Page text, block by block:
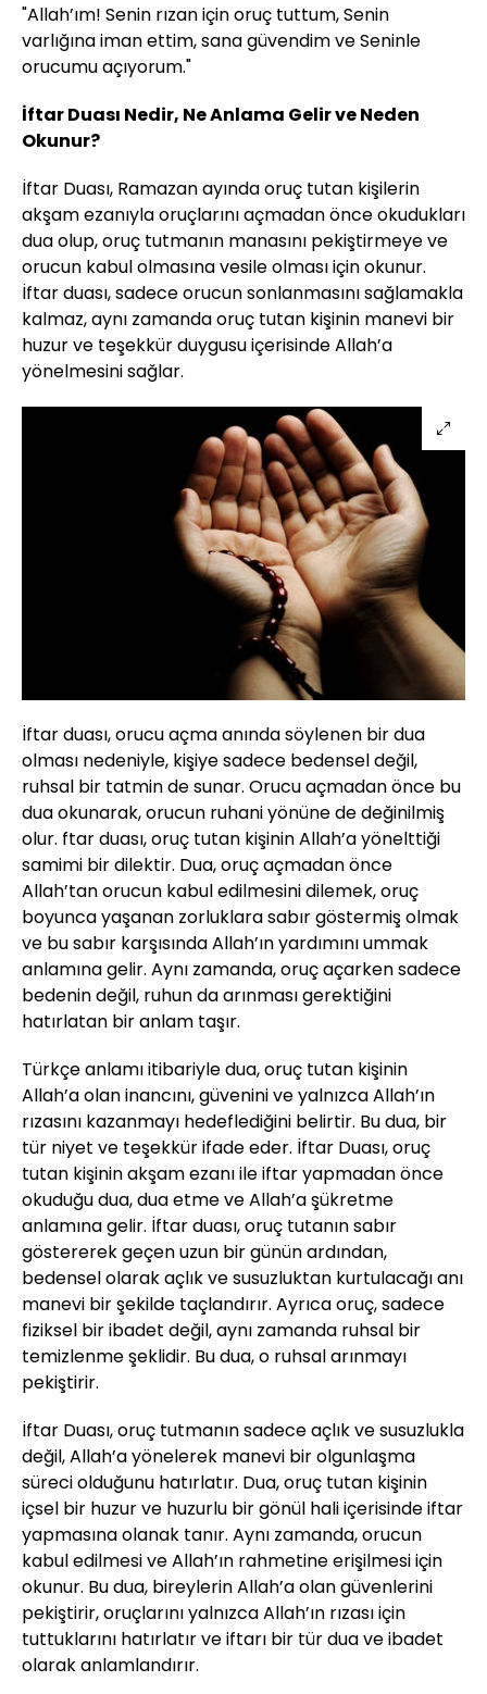
"Allah’ım! Senin rızan için oruç tuttum, Senin
varlığına iman ettim, sana güvendim ve Seninle
orucumu açıyorum."
İftar Duası Nedir, Ne Anlama Gelir ve Neden
Okunur?
İftar Duası, Ramazan ayında oruç tutan kişilerin
akşam ezanıyla oruçlarını açmadan önce okudukları
dua olup, oruç tutmanın manasını pekiştirmeye ve
orucun kabul olmasına vesile olması için okunur.
İftar duası, sadece orucun sonlanmasını sağlamakla
kalmaz, aynı zamanda oruç tutan kişinin manevi bir
huzur ve teşekkür duygusu içerisinde Allah’a
yönelmesini sağlar.
İftar duası, orucu açma anında söylenen bir dua
olması nedeniyle, kişiye sadece bedensel değil,
ruhsal bir tatmin de sunar. Orucu açmadan önce bu
dua okunarak, orucun ruhani yönüne de değinilmiş
olur. ftar duası, oruç tutan kişinin Allah’a yönelttiği
samimi bir dilektir. Dua, oruç açmadan önce
Allah’tan orucun kabul edilmesini dilemek, oruç
boyunca yaşanan zorluklara sabır göstermiş olmak
ve bu sabır karşısında Allah’ın yardımını ummak
anlamına gelir. Aynı zamanda, oruç açarken sadece
bedenin değil, ruhun da arınması gerektiğini
hatırlatan bir anlam taşır.
Türkçe anlamı itibariyle dua, oruç tutan kişinin
Allah’a olan inancını, güvenini ve yalnızca Allah’ın
rızasını kazanmayı hedeflediğini belirtir. Bu dua, bir
tür niyet ve teşekkür ifade eder. İftar Duası, oruç
tutan kişinin akşam ezanı ile iftar yapmadan önce
okuduğu dua, dua etme ve Allah’a şükretme
anlamına gelir. İftar duası, oruç tutanın sabır
göstererek geçen uzun bir günün ardından,
bedensel olarak açlık ve susuzluktan kurtulacağı anı
manevi bir şekilde taçlandırır. Ayrıca oruç, sadece
fiziksel bir ibadet değil, aynı zamanda ruhsal bir
temizlenme şeklidir. Bu dua, o ruhsal arınmayı
pekiştirir.
İftar Duası, oruç tutmanın sadece açlık ve susuzlukla
değil, Allah’a yönelerek manevi bir olgunlaşma
süreci olduğunu hatırlatır. Dua, oruç tutan kişinin
içsel bir huzur ve huzurlu bir gönül hali içerisinde iftar
yapmasına olanak tanır. Aynı zamanda, orucun
kabul edilmesi ve Allah’ın rahmetine erişilmesi için
okunur. Bu dua, bireylerin Allah’a olan güvenlerini
pekiştirir, oruçlarını yalnızca Allah’ın rızası için
tuttuklarını hatırlatır ve iftarı bir tür dua ve ibadet
olarak anlamlandırır.